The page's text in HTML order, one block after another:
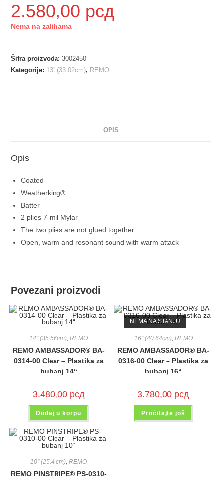
2.580,00 рсд
Nema na zalihama
Šifra proizvoda:3002450
Kategorije: 13'' (33.02cm), REMO
OPIS
Opis
Coated
Weatherking®
Batter
2 plies 7-mil Mylar
The two plies are not glued together
Open, warm and resonant sound with warm attack
Povezani proizvodi
14'' (35.56cm),REMO
REMO AMBASSADOR® BA-
0314-00 Clear – Plastika za
bubanj 14“
3.480,00 рсд
Dodaj u korpu
NEMA NA STANJU
16'' (40.64cm), REMO
REMO AMBASSADOR® BA-
0316-00 Clear – Plastika za
bubanj 16“
3.780,00 рсд
Pročitajte još
10'' (25.4 cm) ,REMO
REMO PINSTRIPE® PS-0310-